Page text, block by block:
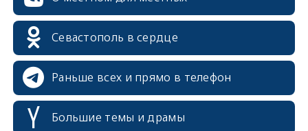
Севастополь в сердце
Раньше всех и прямо в телефон
Большие темы и драмы